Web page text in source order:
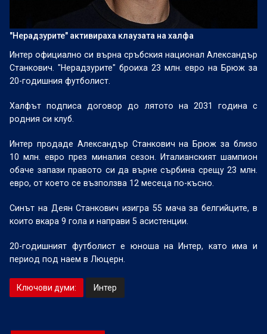
"Нерадзурите" активираха клаузата на халфа
Интер официално си върна сръбския национал Александър
Станкович. "Нерадзурите" броиха 23 млн. евро на Брюж за
20-годишния футболист.
Халфът подписа договор до лятото на 2031 година с
родния си клуб.
Интер продаде Александър Станкович на Брюж за близо
10 млн. евро през миналия сезон. Италианският шампион
обаче запази правото си да върне сърбина срещу 23 млн.
евро, от което се възползва 12 месеца по-късно.
Синът на Деян Станкович изигра 55 мача за белгийците, в
които вкара 9 гола и направи 5 асистенции.
20-годишният футболист е юноша на Интер, като има и
период под наем в Люцерн.
Ключови думи: Интер